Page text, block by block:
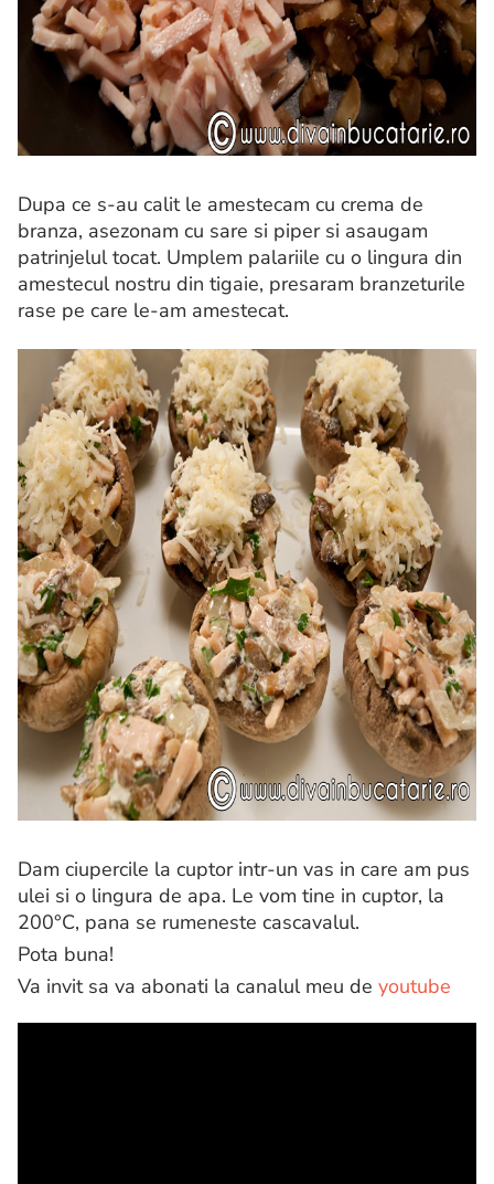
Dupa ce s-au calit le amestecam cu crema de
branza, asezonam cu sare si piper si asaugam
patrinjelul tocat. Umplem palariile cu o lingura din
amestecul nostru din tigaie, presaram branzeturile
rase pe care le-am amestecat.
Dam ciupercile la cuptor intr-un vas in care am pus
ulei si o lingura de apa. Le vom tine in cuptor, la
200°C, pana se rumeneste cascavalul.
Pota buna!
Va invit sa va abonati la canalul meu de youtube